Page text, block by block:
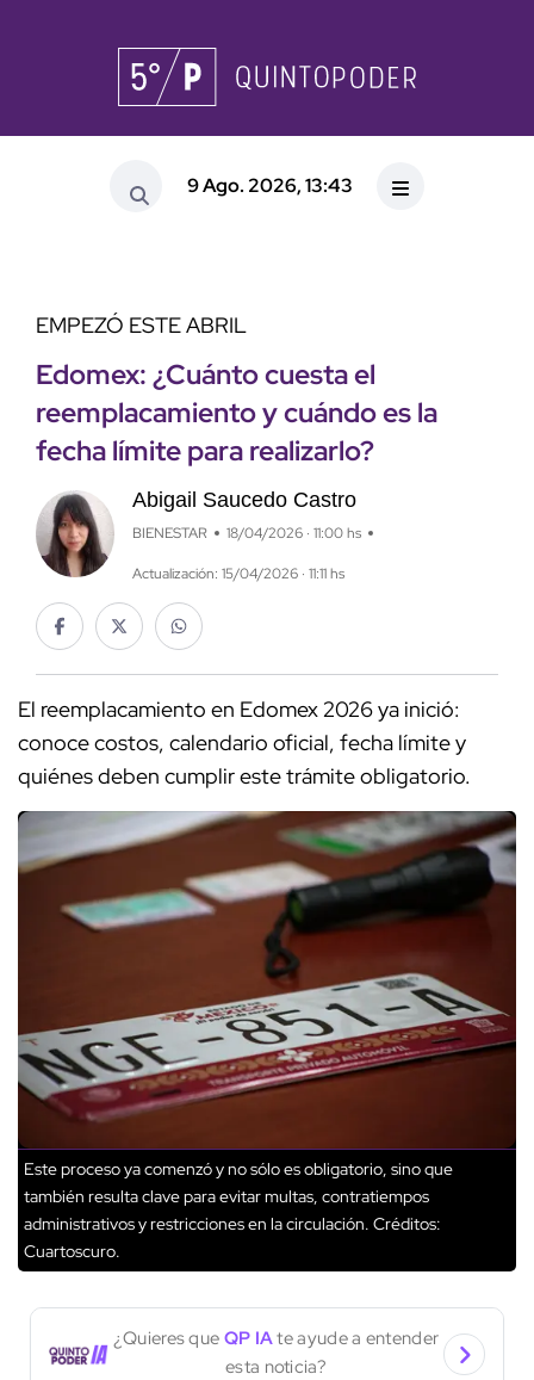
9 Ago. 2026, 13:43
EMPEZÓ ESTE ABRIL
Edomex: ¿Cuánto cuesta el
reemplacamiento y cuándo es la
fecha límite para realizarlo?
Abigail Saucedo Castro
BIENESTAR 18/04/2026 · 11:00 hs
Actualización: 15/04/2026 · 11:11 hs
El reemplacamiento en Edomex 2026 ya inició:
conoce costos, calendario oficial, fecha límite y
quiénes deben cumplir este trámite obligatorio.
Este proceso ya comenzó y no sólo es obligatorio, sino que
también resulta clave para evitar multas, contratiempos
administrativos y restricciones en la circulación. Créditos:
Cuartoscuro.
¿Quieres que QP IAte ayude a entender
esta noticia?